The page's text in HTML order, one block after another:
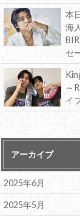
本
海
セ
～
イ
アーカイブ
2025年6月
2025年5月